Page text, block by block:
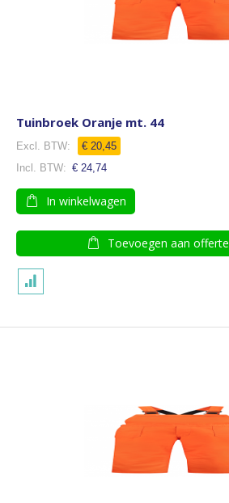
Tuinbroek Oranje mt. 44
€ 20,45
€ 24,74
In winkelwagen
Toevoegen aan offerte